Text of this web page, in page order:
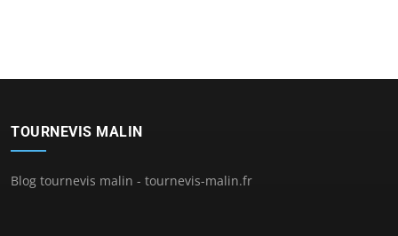
TOURNEVIS MALIN
Blog tournevis malin - tournevis-malin.fr